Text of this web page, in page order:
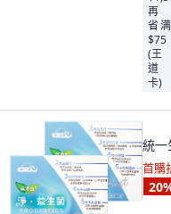
統一
首購
20